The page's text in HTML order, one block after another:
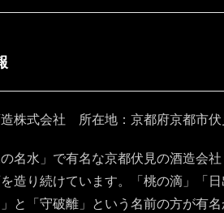
（上燗
2.3.5.
し
株式会社 所在地：京都府京都市
の名水」で有名な京都伏見の酒造会
造り続けています。「桃の滴」「
と「守破離」という名前の方が有